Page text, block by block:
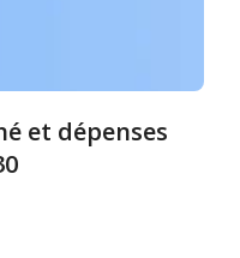
et dépenses